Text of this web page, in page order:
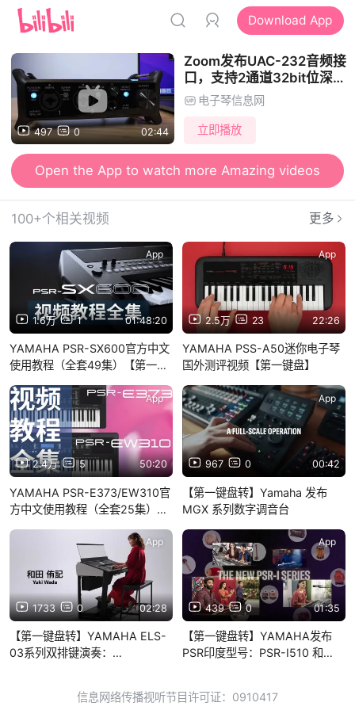
Download App
497 0 02:44
Zoom发布UAC-232音频接
口，支持2通道32bit位深
【第一键盘】
电子琴信息网
立即播放
Open the App to watch more Amazing videos
100+个相关视频 更多
1.6万 1 01:48:20
App
YAMAHA PSR-SX600官方中文
使用教程（全套49集）【第一键
2.5万 23 22:26
App
YAMAHA PSS-A50迷你电子琴
国外测评视频【第一键盘】
2.4万 5 50:20
App
YAMAHA PSR-E373/EW310官
方中文使用教程（全套25集）
967 0 00:42
App
【第一键盘转】Yamaha 发布
MGX 系列数字调音台
1733 0 02:28
App
【第一键盘转】YAMAHA ELS-
03系列双排键演奏：
439 0 01:35
App
【第一键盘转】YAMAHA发布
PSR印度型号：PSR-I510 和
信息网络传播视听节目许可证：0910417